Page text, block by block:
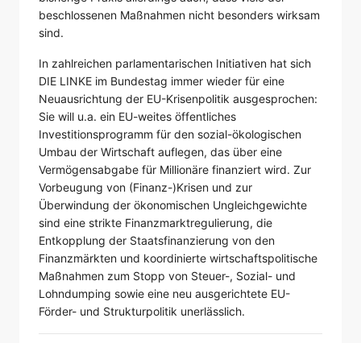
beschlossenen Maßnahmen nicht besonders wirksam
sind.
In zahlreichen parlamentarischen Initiativen hat sich
DIE LINKE im Bundestag immer wieder für eine
Neuausrichtung der EU-Krisenpolitik ausgesprochen:
Sie will u.a. ein EU-weites öffentliches
Investitionsprogramm für den sozial-ökologischen
Umbau der Wirtschaft auflegen, das über eine
Vermögensabgabe für Millionäre finanziert wird. Zur
Vorbeugung von (Finanz-)Krisen und zur
Überwindung der ökonomischen Ungleichgewichte
sind eine strikte Finanzmarktregulierung, die
Entkopplung der Staatsfinanzierung von den
Finanzmärkten und koordinierte wirtschaftspolitische
Maßnahmen zum Stopp von Steuer-, Sozial- und
Lohndumping sowie eine neu ausgerichtete EU-
Förder- und Strukturpolitik unerlässlich.